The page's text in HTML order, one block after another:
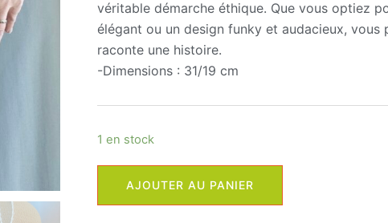
véritable démarche éthique. Que vous optiez
élégant ou un design funky et audacieux, vous
raconte une histoire.
-Dimensions : 31/19 cm
1 en stock
AJOUTER AU PANIER